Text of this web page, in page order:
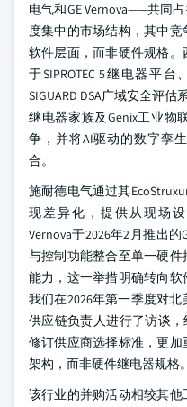
电气和GE Vernova——共同
度集中的市场结构，其中
软件层面，而非硬件规格
于SIPROTEC 5继电器平台
SIGUARD DSA广域安全评估
继电器家族及Genix工业物
争，并将AI驱动的数字孪
合。
施耐德电气通过其
现差异化，提供从现场
Vernova于2026年2月推出
与控制功能整合至单一硬
能力，这一举措明确转向软
我们在2026年第一季度对
供应链负责人进行了访谈
修订供应商选择标准，更
架构，而非硬件继电器规格。
该行业的并购活动相较其